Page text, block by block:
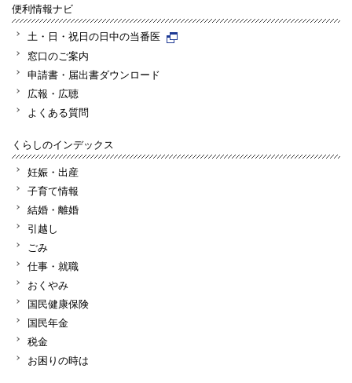
便利情報ナビ
土・日・祝日の日中の当番医
窓口のご案内
申請書・届出書ダウンロード
広報・広聴
よくある質問
くらしのインデックス
妊娠・出産
子育て情報
結婚・離婚
引越し
ごみ
仕事・就職
おくやみ
国民健康保険
国民年金
税金
お困りの時は